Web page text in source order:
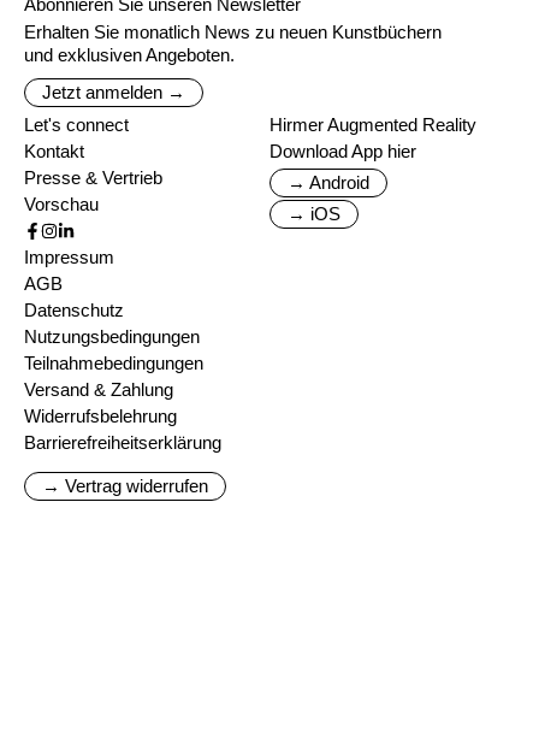
Abonnieren Sie unseren Newsletter
Erhalten Sie monatlich News zu neuen Kunstbüchern
und exklusiven Angeboten.
Jetzt anmelden →
Let's connect
Kontakt
Presse & Vertrieb
Vorschau
Hirmer Augmented Reality
Download App hier
→ Android
→ iOS
Impressum
AGB
Datenschutz
Nutzungsbedingungen
Teilnahmebedingungen
Versand & Zahlung
Widerrufsbelehrung
Barrierefreiheitserklärung
→ Vertrag widerrufen